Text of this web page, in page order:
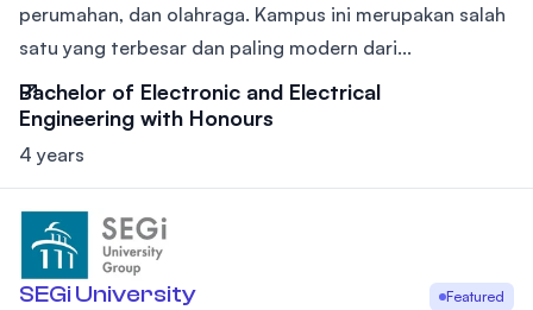
perumahan, dan olahraga. Kampus ini merupakan salah
satu yang terbesar dan paling modern dari...
Bachelor of Electronic and Electrical
Engineering with Honours
4 years
SEGi University Featured